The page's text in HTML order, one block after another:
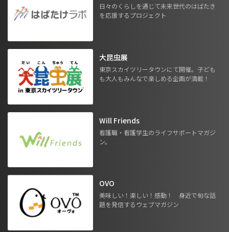
日々のくらしを通じて未来世代のはばたき
を応援するプロジェクト
大昆虫展
東京スカイツリータウンにて開催。子ども
も大人もみんなで楽しめる企画が満載！
Will Friends
看護職・看護学生のライフサポートマガジ
ン。
OVO
美味しい！楽しい！感動！ 身近で旬な話
題を発信するウェブマガジン